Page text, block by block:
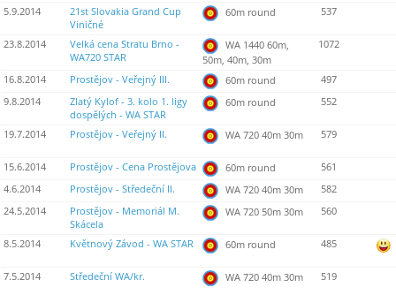
5.9.2014
21st Slovakia Grand Cup
Viničné
60m round 537
23.8.2014
Velká cena Stratu Brno -
WA720 STAR
WA 1440 60m,
50m, 40m, 30m
1072
16.8.2014 Prostějov - Veřejný III. 60m round
497
9.8.2014
Zlatý Kylof - 3. kolo 1. ligy
dospělých - WA STAR
60m round 552
19.7.2014 Prostějov - Veřejný II. WA 720 40m 30m 579
15.6.2014 Prostějov - Cena Prostějova 60m round
561
4.6.2014
Prostějov - Středeční II. WA 720 40m 30m
582
24.5.2014
Prostějov - Memoriál M.
Skácela
WA 720 50m 30m 560
8.5.2014 Květnový Závod - WA STAR 60m round 485
7.5.2014 Středeční WA/kr. WA 720 40m 30m 519